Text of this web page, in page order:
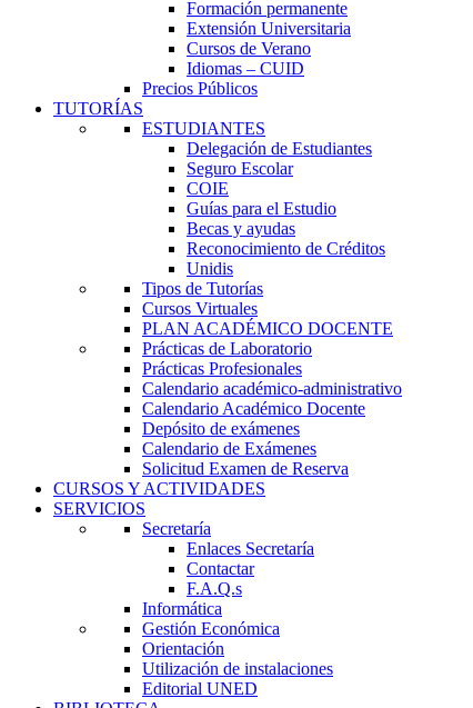
Formación permanente
Extensión Universitaria
Cursos de Verano
Idiomas – CUID
Precios Públicos
TUTORÍAS
ESTUDIANTES
Delegación de Estudiantes
Seguro Escolar
COIE
Guías para el Estudio
Becas y ayudas
Reconocimiento de Créditos
Unidis
Tipos de Tutorías
Cursos Virtuales
PLAN ACADÉMICO DOCENTE
Prácticas de Laboratorio
Prácticas Profesionales
Calendario académico-administrativo
Calendario Académico Docente
Depósito de exámenes
Calendario de Exámenes
Solicitud Examen de Reserva
CURSOS Y ACTIVIDADES
SERVICIOS
Secretaría
Enlaces Secretaría
Contactar
F.A.Q.s
Informática
Gestión Económica
Orientación
Utilización de instalaciones
Editorial UNED